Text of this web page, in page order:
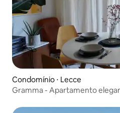
Condomínio ⋅ Lecce
Gramma - Apartamento